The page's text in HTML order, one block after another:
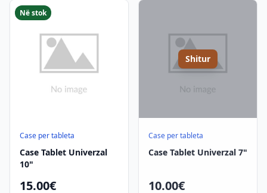
Case per tableta
Case Tablet Univerzal
10"
15.00€
Në stok
Shitur
Case per tableta
Case Tablet Univerzal 7"
10.00€